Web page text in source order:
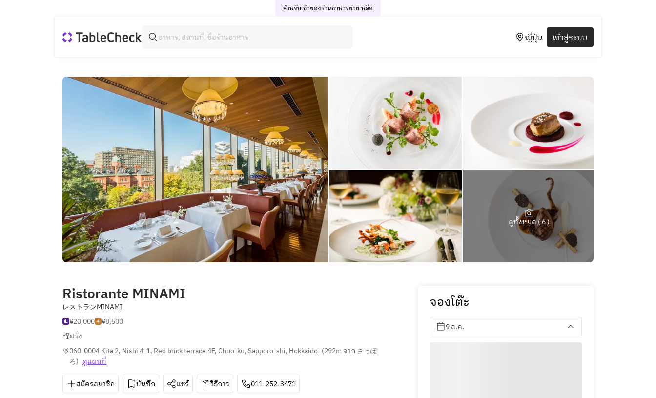
สำหรับเจ้าของร้านอาหารช่วยเหลือ
ญี่ปุ่น เข้าสู่ระบบ
ดูทั้งหมด ( 6 )
Ristorante MINAMI
レストランMINAMI
¥20,000
¥8,500
ฝรั่ง
060-0004 Kita 2, Nishi 4-1, Red brick terrace 4F, Chuo-ku, Sapporo-shi, Hokkaido (292m จาก さっぽ
ろ) ดูแผนที่
สมัครสมาชิก บันทึก แชร์ วิธีการ 011-252-3471
จองโต๊ะ
9 ส.ค.